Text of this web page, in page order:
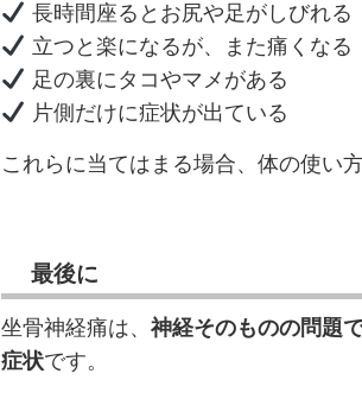
長時間座るとお尻や足がしびれる
立つと楽になるが、また痛くなる
足の裏にタコやマメがある
片側だけに症状が出ている
これらに当てはまる場合、体の使い
最後に
坐骨神経痛は、 神経そのものの問題
症状です。